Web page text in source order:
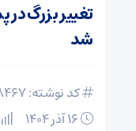
تغییر بزرگ
شد
کد نوشته: 138467